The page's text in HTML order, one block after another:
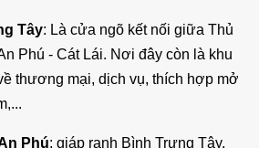
Tây: Là cửa ngõ kết nối giữa Thủ
Phú - Cát Lái. Nơi đây còn là khu
thương mại, dịch vụ, thích hợp mở
Phú: giáp ranh Bình Trưng Tây,